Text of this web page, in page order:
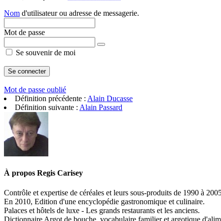
Nom d'utilisateur ou adresse de messagerie.
Mot de passe
Se souvenir de moi
Mot de passe oublié
Définition précédente : Alain Ducasse
Définition suivante : Alain Passard
À propos Regis Carisey
Contrôle et expertise de céréales et leurs sous-produits de 1990 à
En 2010, Edition d'une encyclopédie gastronomique et culinaire.
Palaces et hôtels de luxe - Les grands restaurants et les anciens.
Dictionnaire Argot de bouche, vocabulaire familier et argotique